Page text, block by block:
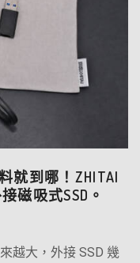
就到哪！ZHITAI
磁吸式SSD。
越大，外接 SSD 幾